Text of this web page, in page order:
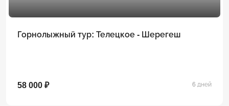
Горнолыжный тур: Телецкое - Шерегеш
58 000 ₽ 6 дней